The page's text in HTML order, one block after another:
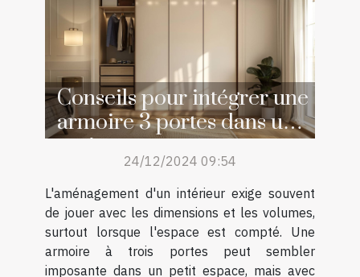
Conseils pour intégrer une
armoire 3 portes dans un
petit espace
24/12/2024 09:54
L'aménagement d'un intérieur exige souvent
de jouer avec les dimensions et les volumes,
surtout lorsque l'espace est compté. Une
armoire à trois portes peut sembler
imposante dans un petit espace, mais avec